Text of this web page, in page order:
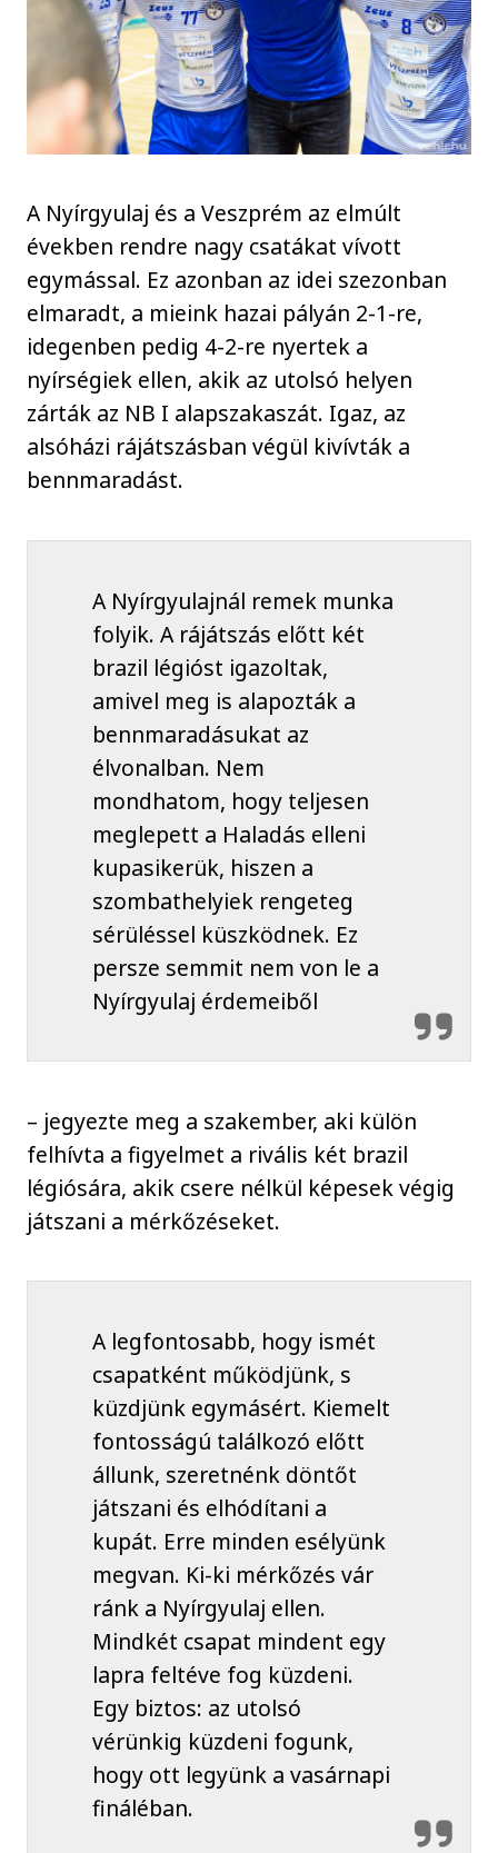
A Nyírgyulaj és a Veszprém az elmúlt
években rendre nagy csatákat vívott
egymással. Ez azonban az idei szezonban
elmaradt, a mieink hazai pályán 2-1-re,
idegenben pedig 4-2-re nyertek a
nyírségiek ellen, akik az utolsó helyen
zárták az NB I alapszakaszát. Igaz, az
alsóházi rájátszásban végül kivívták a
bennmaradást.
A Nyírgyulajnál remek munka
folyik. A rájátszás előtt két
brazil légióst igazoltak,
amivel meg is alapozták a
bennmaradásukat az
élvonalban. Nem
mondhatom, hogy teljesen
meglepett a Haladás elleni
kupasikerük, hiszen a
szombathelyiek rengeteg
sérüléssel küszködnek. Ez
persze semmit nem von le a
Nyírgyulaj érdemeiből
– jegyezte meg a szakember, aki külön
felhívta a figyelmet a rivális két brazil
légiósára, akik csere nélkül képesek végig
játszani a mérkőzéseket.
A legfontosabb, hogy ismét
csapatként működjünk, s
küzdjünk egymásért. Kiemelt
fontosságú találkozó előtt
állunk, szeretnénk döntőt
játszani és elhódítani a
kupát. Erre minden esélyünk
megvan. Ki-ki mérkőzés vár
ránk a Nyírgyulaj ellen.
Mindkét csapat mindent egy
lapra feltéve fog küzdeni.
Egy biztos: az utolsó
vérünkig küzdeni fogunk,
hogy ott legyünk a vasárnapi
fináléban.